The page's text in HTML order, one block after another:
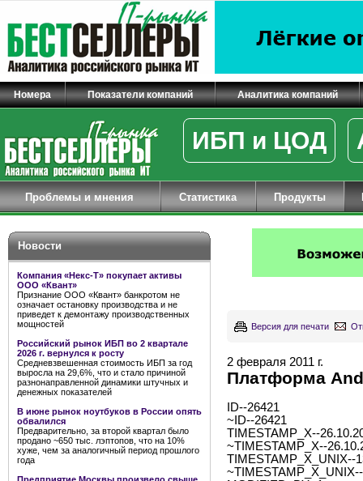
Номера Показатели компаний Аналитика компаний
ИБП и ЦОД
Проблемы и мнения Статистика Продукты
Новости
Компания «Некс-Т» покупает активы
ООО «Квант»
Признание ООО «Квант» банкротом не
означает остановку производства и не
приведет к демонтажу производственных
мощностей
Российский рынок ИБП во 2 квартале
2026 г. вернулся к росту
Средневзвешенная стоимость ИБП за год
выросла на 29,6%, что и стало причиной
разнонаправленной динамики штучных и
денежных показателей
В июне рынок ноутбуков в России опять
обвалился
Предварительно, за второй квартал было
продано ~650 тыс. лэптопов, что на 10%
хуже, чем за аналогичный период прошлого
года
Версия для печати
2 февраля 2011 г.
Платформа
ID--26421
~ID--26421
TIMESTAMP_X--
~TIMESTAMP_X--
TIMESTAMP_X_UNIX--